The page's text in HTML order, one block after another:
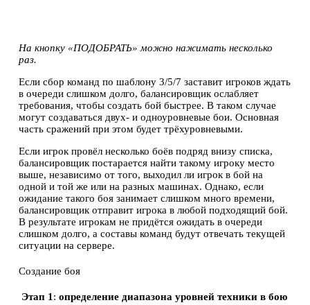
На кнопку «ПОДОБРАТЬ» можно нажимать несколько
раз.
Если сбор команд по шаблону 3/5/7 заставит игроков ждать
в очереди слишком долго, балансировщик ослабляет
требования, чтобы создать бой быстрее. В таком случае
могут создаваться двух- и одноуровневые бои. Основная
часть сражений при этом будет трёхуровневыми.
Если игрок провёл несколько боёв подряд внизу списка,
балансировщик постарается найти такому игроку место
выше, независимо от того, выходил ли игрок в бой на
одной и той же или на разных машинах. Однако, если
ожидание такого боя занимает слишком много времени,
балансировщик отправит игрока в любой подходящий бой.
В результате игрокам не придётся ожидать в очереди
слишком долго, а составы команд будут отвечать текущей
ситуации на сервере.
Создание боя
Этап 1 : определение диапазона уровней техники в бою